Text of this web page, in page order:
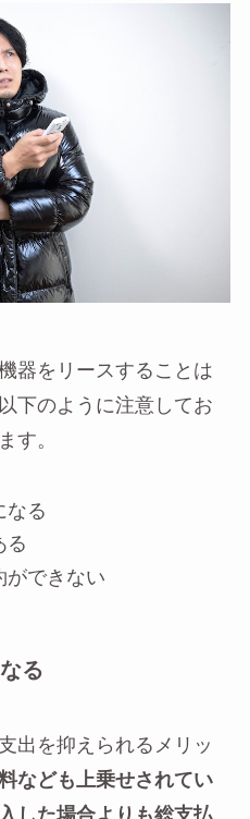
器をリースすることは
下のように注意してお
す。
なる
る
ができない
る
出を抑えられるメリッ
なども上乗せされてい
した場合よりも総支払